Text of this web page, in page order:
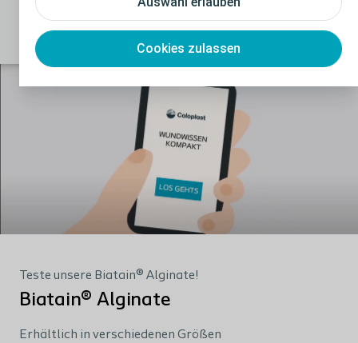
Cookies zulassen
Teste unsere Biatain® Alginate!
Biatain® Alginate
Erhältlich in verschiedenen Größen